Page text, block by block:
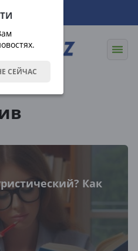
СЕЙЧАС
Как